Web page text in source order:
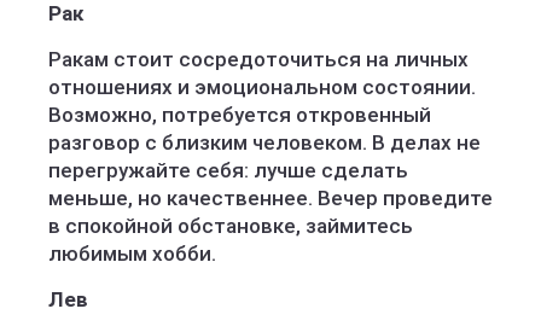
Рак
Ракам стоит сосредоточиться на личных
отношениях и эмоциональном состоянии.
Возможно, потребуется откровенный
разговор с близким человеком. В делах не
перегружайте себя: лучше сделать
меньше, но качественнее. Вечер проведите
в спокойной обстановке, займитесь
любимым хобби.
Лев